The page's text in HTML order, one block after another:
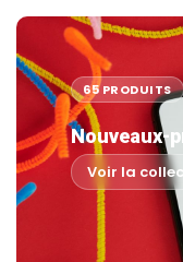
65 PRODUITS
Nouveaux-
Voir la